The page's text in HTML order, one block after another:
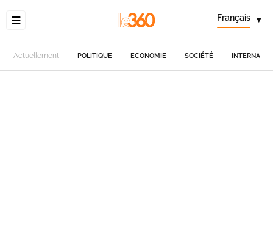
Français ▾
Actuellement POLITIQUE ECONOMIE SOCIÉTÉ